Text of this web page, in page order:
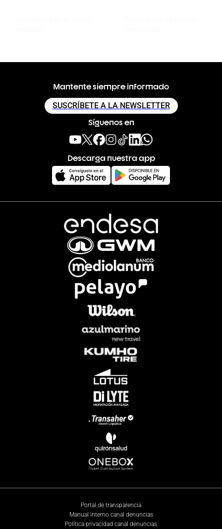
Mantente siempre informado
SUSCRÍBETE A LA NEWSLETTER
Síguenos en
Descarga nuestra app
Portal de transparencia
Manual interno canal denuncias
Política privacidad canal denuncias